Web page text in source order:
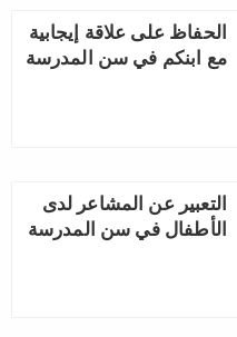
الحفاظ على علاقة إيجابية
مع ابنكم في سن المدرسة
التعبير عن المشاعر لدى
الأطفال في سن المدرسة